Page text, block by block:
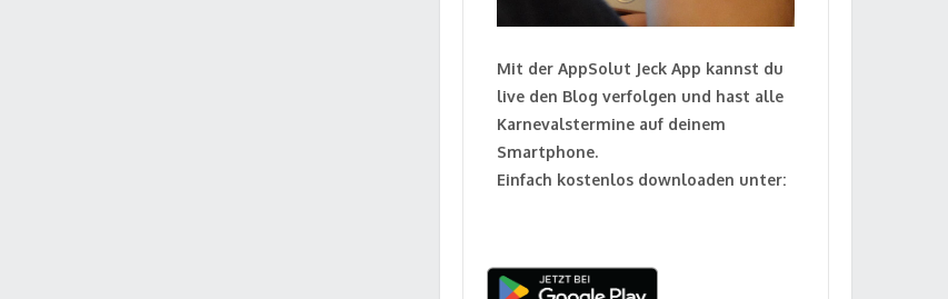
Mit der AppSolut Jeck App kannst du
live den Blog verfolgen und hast alle
Karnevalstermine auf deinem
Smartphone.
Einfach kostenlos downloaden unter: